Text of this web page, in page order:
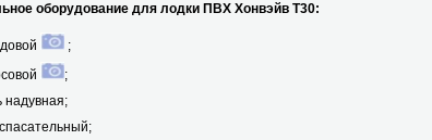
оборудование для лодки ПВХ Хонвэйв Т30:
;
;
надувная;